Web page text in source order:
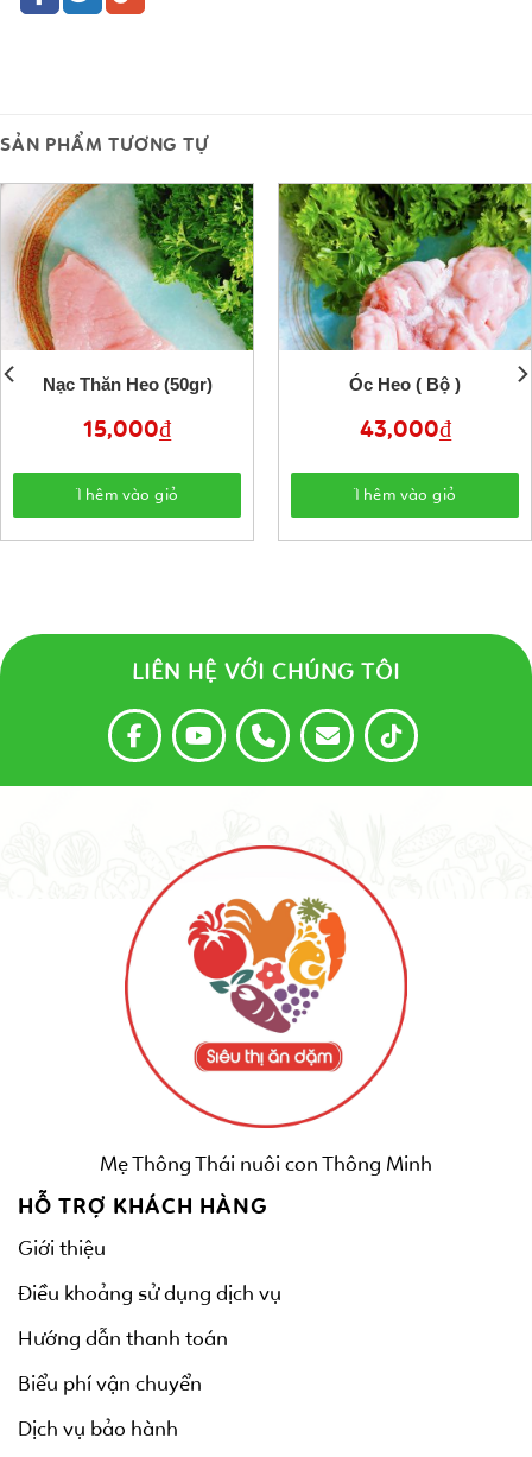
SẢN PHẨM TƯƠNG TỰ
Nạc Thăn Heo (50gr)
15,000₫
Thêm vào giỏ
Óc Heo ( Bộ )
43,000₫
Thêm vào giỏ
LIÊN HỆ VỚI CHÚNG TÔI
Mẹ Thông Thái nuôi con Thông Minh
HỖ TRỢ KHÁCH HÀNG
Giới thiệu
Điều khoảng sử dụng dịch vụ
Hướng dẫn thanh toán
Biểu phí vận chuyển
Dịch vụ bảo hành